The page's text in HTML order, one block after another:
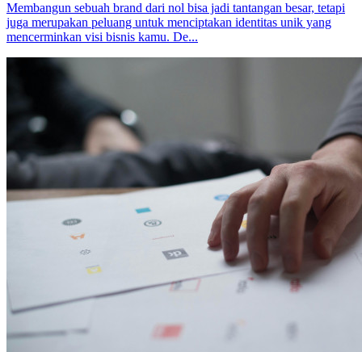
Membangun sebuah brand dari nol bisa jadi tantangan besar, tetapi
juga merupakan peluang untuk menciptakan identitas unik yang
mencerminkan visi bisnis kamu. De...